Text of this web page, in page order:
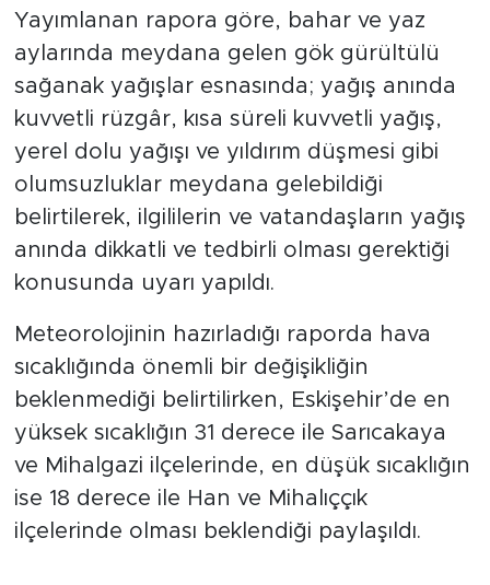
Yayımlanan rapora göre, bahar ve yaz
aylarında meydana gelen gök gürültülü
sağanak yağışlar esnasında; yağış anında
kuvvetli rüzgâr, kısa süreli kuvvetli yağış,
yerel dolu yağışı ve yıldırım düşmesi gibi
olumsuzluklar meydana gelebildiği
belirtilerek, ilgililerin ve vatandaşların yağış
anında dikkatli ve tedbirli olması gerektiği
konusunda uyarı yapıldı.
Meteorolojinin hazırladığı raporda hava
sıcaklığında önemli bir değişikliğin
beklenmediği belirtilirken, Eskişehir’de en
yüksek sıcaklığın 31 derece ile Sarıcakaya
ve Mihalgazi ilçelerinde, en düşük sıcaklığın
ise 18 derece ile Han ve Mihalıççık
ilçelerinde olması beklendiği paylaşıldı.